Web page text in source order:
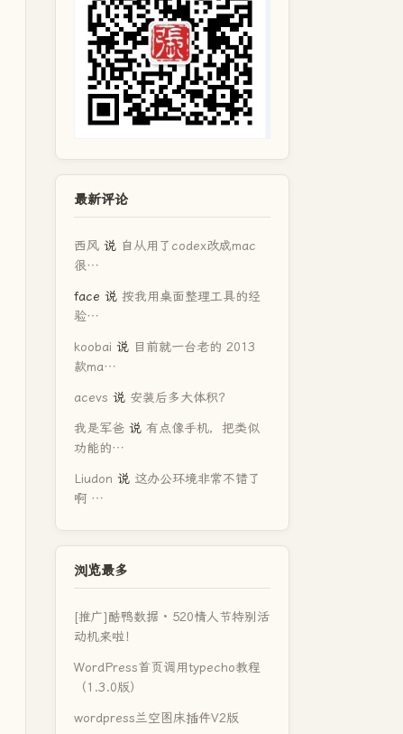
最新评论
西风 说 自从用了codex改成mac
很…
face 说 按我用桌面整理工具的经
验…
koobai 说 目前就一台老的 2013
款ma…
acevs 说 安装后多大体积？
我是军爸 说 有点像手机，把类似
功能的…
Liudon 说 这办公环境非常不错了
啊 …
浏览最多
[推广]酷鸭数据 · 520情人节特别活
动机来啦！
WordPress首页调用typecho教程
（1.3.0版）
wordpress兰空图床插件V2版